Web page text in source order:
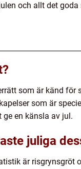
och allt det
som är känd
som är
ge en känsla av jul.
juliga
är risgrynsgröt